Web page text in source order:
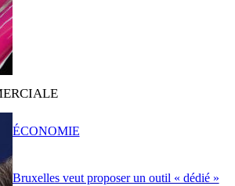
Bruxelles veut proposer un outil « dédié »
ÉCONOMIE